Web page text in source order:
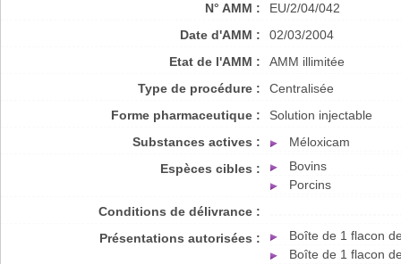
N° AMM :
EU/2/04/042
Date d'AMM :
02/03/2004
Etat de l'AMM :
AMM illimitée
Type de procédure :
Centralisée
Forme pharmaceutique :
Solution injectable
Substances actives :
Méloxicam
Espèces cibles :
Bovins
Porcins
Conditions de délivrance :
Présentations autorisées :
Boîte de 1 flacon
Boîte de 1 flacon